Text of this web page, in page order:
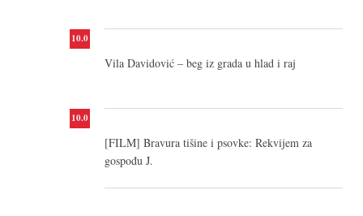
10.0
Vila Davidović – beg iz grada u hlad i raj
10.0
[FILM] Bravura tišine i psovke: Rekvijem za
gospođu J.